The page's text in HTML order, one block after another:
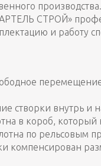
СТРОЙ»
и работу
створки внутрь и
в короб, который
по рельсовым
компенсирован